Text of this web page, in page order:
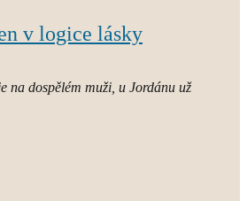
v logice lásky
na dospělém muži, u Jordánu už